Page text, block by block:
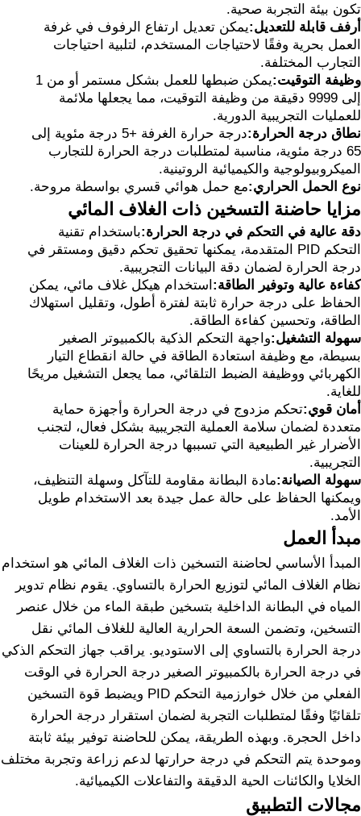
تكون بيئة التجربة صحية.
أرفف قابلة للتعديل:يمكن تعديل ارتفاع الرفوف في غرفة
العمل بحرية وفقًا لاحتياجات المستخدم، لتلبية احتياجات
التجارب المختلفة.
وظيفة التوقيت:
يمكن ضبطها للعمل بشكل مستمر أو من 1
إلى 9999 دقيقة من وظيفة التوقيت، مما يجعلها ملائمة
للعمليات التجريبية الدورية.
نطاق درجة الحرارة:
درجة حرارة الغرفة +5 درجة مئوية إلى
65 درجة مئوية، مناسبة لمتطلبات درجة الحرارة للتجارب
الميكروبيولوجية والكيميائية الروتينية.
نوع الحمل الحراري:مع حمل هوائي قسري بواسطة مروحة.
مزايا حاضنة التسخين ذات الغلاف المائي
دقة عالية في التحكم في درجة الحرارة:باستخدام تقنية
التحكم PID المتقدمة، يمكنها تحقيق تحكم دقيق ومستقر في
درجة الحرارة لضمان دقة البيانات التجريبية.
كفاءة عالية وتوفير الطاقة: استخدام هيكل غلاف مائي، يمكن
الحفاظ على درجة حرارة ثابتة لفترة أطول، وتقليل استهلاك
الطاقة، وتحسين كفاءة الطاقة.
سهولة التشغيل:واجهة التحكم الذكية بالكمبيوتر الصغير
بسيطة، مع وظيفة استعادة الطاقة في حالة انقطاع التيار
الكهربائي ووظيفة الضبط التلقائي، مما يجعل التشغيل مريحًا
للغاية.
أمان قوي:تحكم مزدوج في درجة الحرارة وأجهزة حماية
متعددة لضمان سلامة العملية التجريبية بشكل فعال، لتجنب
الأضرار غير الطبيعية التي تسببها درجة الحرارة للعينات
التجريبية.
سهولة الصيانة:مادة البطانة مقاومة للتآكل وسهلة التنظيف،
ويمكنها الحفاظ على حالة عمل جيدة بعد الاستخدام طويل
الأمد.
مبدأ العمل
المبدأ الأساسي لحاضنة التسخين ذات الغلاف المائي هو استخدام
نظام الغلاف المائي لتوزيع الحرارة بالتساوي. يقوم نظام تدوير
المياه في البطانة الداخلية بتسخين طبقة الماء من خلال عنصر
التسخين، وتضمن السعة الحرارية العالية للغلاف المائي نقل
درجة الحرارة بالتساوي إلى الاستوديو. يراقب جهاز التحكم الذكي
في درجة الحرارة بالكمبيوتر الصغير درجة الحرارة في الوقت
الفعلي من خلال خوارزمية التحكم PID ويضبط قوة التسخين
تلقائيًا وفقًا لمتطلبات التجربة لضمان استقرار درجة الحرارة
داخل الحجرة. وبهذه الطريقة، يمكن للحاضنة توفير بيئة ثابتة
وموحدة يتم التحكم في درجة حرارتها لدعم زراعة وتجربة مختلف
الخلايا والكائنات الحية الدقيقة والتفاعلات الكيميائية.
مجالات التطبيق